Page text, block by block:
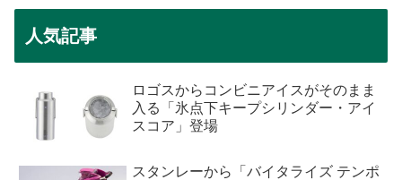
人気記事
ロゴスからコンビニアイスがそのまま
入る「氷点下キープシリンダー・アイ
スコア」登場
スタンレーから「バイタライズ テンポ